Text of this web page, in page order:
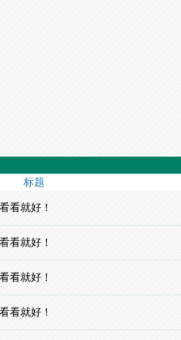
标题
看就好！
看就好！
看就好！
看就好！